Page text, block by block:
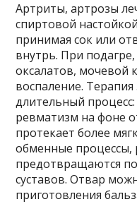
Артриты, артрозы
спиртовой
принимая сок или
внутрь. При
оксалатов, мочевой
воспаление.
длительный
ревматизм на фоне
протекает более
обменные процессы,
предотвращаются
суставов. Отвар
приготовления